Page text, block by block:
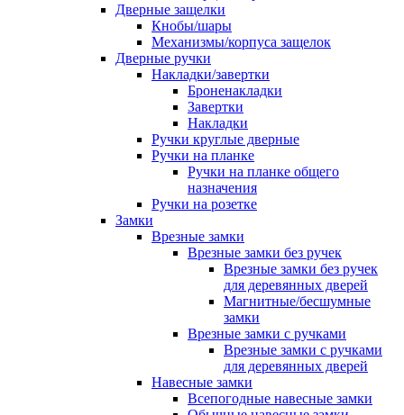
Дверные защелки
Кнобы/шары
Механизмы/корпуса защелок
Дверные ручки
Накладки/завертки
Броненакладки
Завертки
Накладки
Ручки круглые дверные
Ручки на планке
Ручки на планке общего
назначения
Ручки на розетке
Замки
Врезные замки
Врезные замки без ручек
Врезные замки без ручек
для деревянных дверей
Магнитные/бесшумные
замки
Врезные замки с ручками
Врезные замки с ручками
для деревянных дверей
Навесные замки
Всепогодные навесные замки